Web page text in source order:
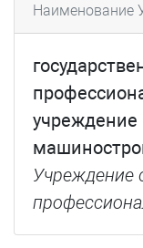
Наименование
Учреждение